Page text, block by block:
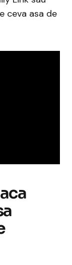
ceva asa de